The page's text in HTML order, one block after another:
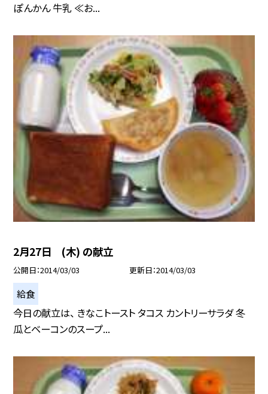
ぽんかん 牛乳 ≪お...
2月27日 (木) の献立
公開日 2014/03/03 更新日 2014/03/03
給食
今日の献立は、 きなこトースト タコス カントリーサラダ 冬
瓜とベーコンのスープ...